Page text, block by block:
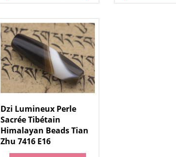
Dzi Lumineux Perle
Sacrée Tibétain
Himalayan Beads Tian
Zhu 7416 E16